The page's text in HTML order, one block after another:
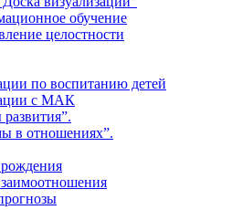
обучение
целостности
по воспитанию детей
с МАК
в отношениях”.